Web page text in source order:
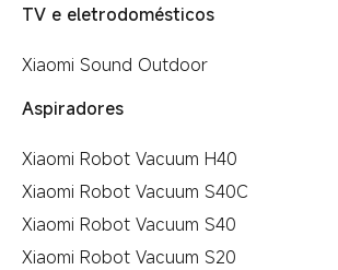
TV e eletrodomésticos
Xiaomi Sound Outdoor
Aspiradores
Xiaomi Robot Vacuum H40
Xiaomi Robot Vacuum S40C
Xiaomi Robot Vacuum S40
Xiaomi Robot Vacuum S20